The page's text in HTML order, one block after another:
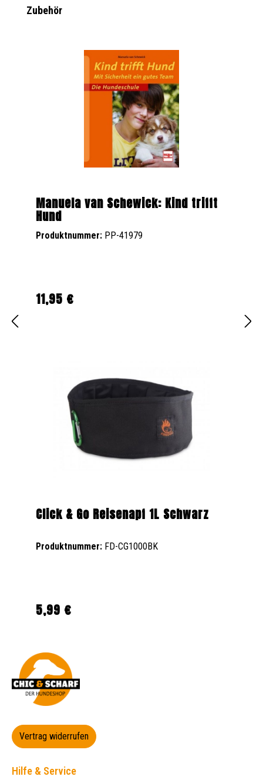
Produktgalerie überspringen
Zubehör
Manuela van Schewick: Kind trifft
Hund
Produktnummer: PP-41979
Regulärer Preis:
11,95 €
Click & Go Reisenapf 1L Schwarz
Produktnummer: FD-CG1000BK
Regulärer Preis:
5,99 €
Vertrag widerrufen
Hilfe & Service